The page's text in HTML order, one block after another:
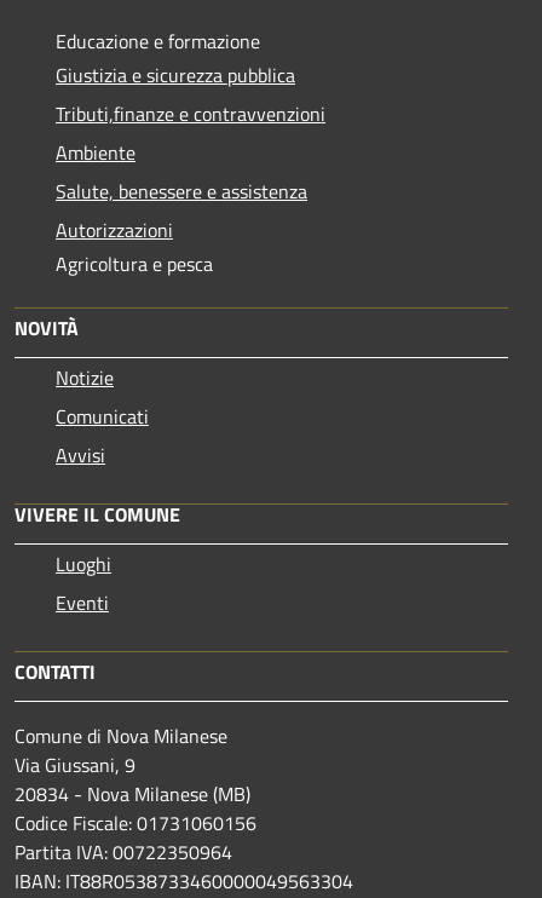
Educazione e formazione
Giustizia e sicurezza pubblica
Tributi,finanze e contravvenzioni
Ambiente
Salute, benessere e assistenza
Autorizzazioni
Agricoltura e pesca
NOVITÀ
Notizie
Comunicati
Avvisi
VIVERE IL COMUNE
Luoghi
Eventi
CONTATTI
Comune di Nova Milanese
Via Giussani, 9
20834 - Nova Milanese (MB)
Codice Fiscale: 01731060156
Partita IVA: 00722350964
IBAN: IT88R0538733460000049563304